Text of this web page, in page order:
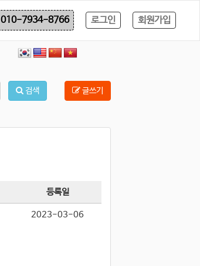
로그인 회원가입
010-7934-8766
글쓰기
검색
등록일
2023-03-06